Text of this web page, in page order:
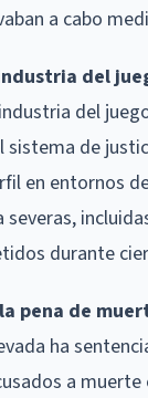
a cabo
del
del
sistema de
en entornos
severas,
durante
pena de
ha
a muerte